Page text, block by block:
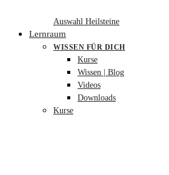
Auswahl Heilsteine
Lernraum
WISSEN FÜR DICH
Kurse
Wissen | Blog
Videos
Downloads
Kurse